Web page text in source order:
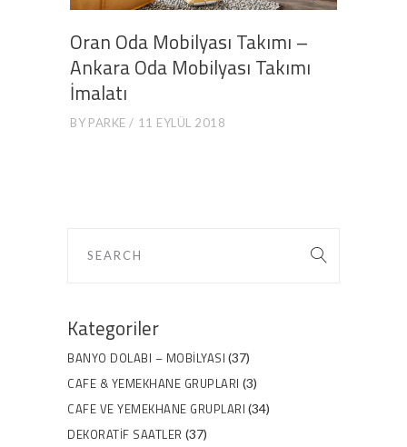
Oran Oda Mobilyası Takımı –
Ankara Oda Mobilyası Takımı
İmalatı
BY PARKE 11 EYLÜL 2018
Kategoriler
BANYO DOLABI – MOBILYASI (37)
CAFE & YEMEKHANE GRUPLARI (3)
CAFE VE YEMEKHANE GRUPLARI (34)
DEKORATIF SAATLER (37)